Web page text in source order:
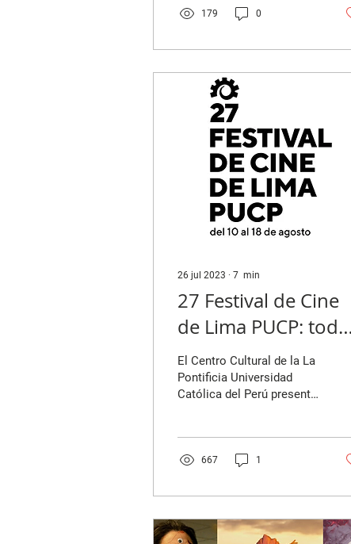
179 0
26 jul 2023 ∙ 7 min
27 Festival de Cine
de Lima PUCP: todo
lo que hay que saber
El Centro Cultural de la La
Pontificia Universidad
Católica del Perú presenta
667 1